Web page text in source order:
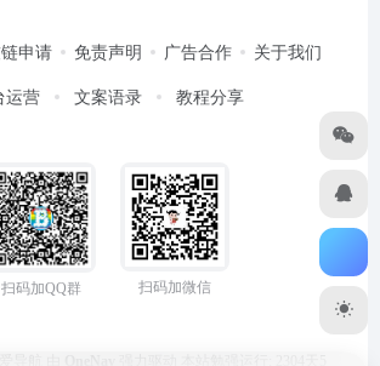
申请 免责声明 广告合作 关于我们
运营 文案语录 教程分享
扫码加QQ群 扫码加微信